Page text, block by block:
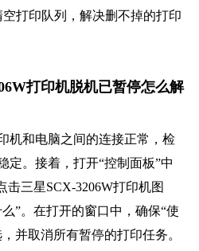
空打印队列，解决删不掉的打印
打印机脱机已暂停怎么解
机和电脑之间的连接正常，检
定。接着，打开“控制面板”中
击三星SCX-3206W打印机图
”。在打开的窗口中，确保“使
并取消所有暂停的打印任务。